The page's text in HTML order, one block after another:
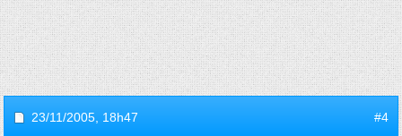
23/11/2005, 18h47 #4